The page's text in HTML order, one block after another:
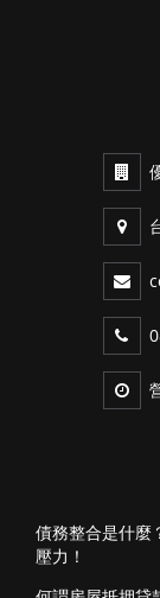
債務整合是什麼
壓力！